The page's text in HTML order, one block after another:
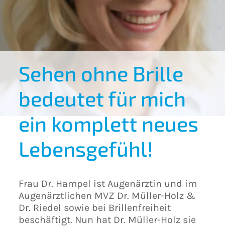
Sehen ohne Brille
bedeutet für mich
ein komplett neues
Lebensgefühl!
Frau Dr. Hampel ist Augenärztin und im
Augenärztlichen MVZ Dr. Müller-Holz &
Dr. Riedel sowie bei Brillenfreiheit
beschäftigt. Nun hat Dr. Müller-Holz sie